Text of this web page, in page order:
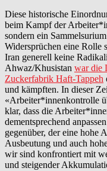
Diese historische
beim Kampf der
sondern ein
Widersprüchen eine Rolle
Iran generell keine
Ahwaz/Khusistan war die
Zuckerfabrik Haft-Tappeh
und kämpften. In dieser
«Arbeiter*innenkontrolle
klar, dass die
dementsprechend
gegenüber, der eine hohe
Ausbeutung und auch
wir sind konfrontiert mit
und steigender